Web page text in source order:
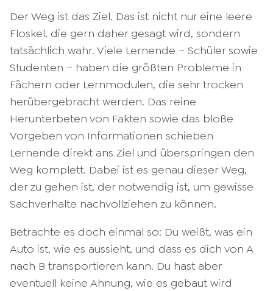
Der Weg ist das Ziel. Das ist nicht nur eine leere
Floskel, die gern daher gesagt wird, sondern
tatsächlich wahr. Viele Lernende – Schüler sowie
Studenten – haben die größten Probleme in
Fächern oder Lernmodulen, die sehr trocken
herübergebracht werden. Das reine
Herunterbeten von Fakten sowie das bloße
Vorgeben von Informationen schieben
Lernende direkt ans Ziel und überspringen den
Weg komplett. Dabei ist es genau dieser Weg,
der zu gehen ist, der notwendig ist, um gewisse
Sachverhalte nachvollziehen zu können.
Betrachte es doch einmal so: Du weißt, was ein
Auto ist, wie es aussieht, und dass es dich von A
nach B transportieren kann. Du hast aber
eventuell keine Ahnung, wie es gebaut wird